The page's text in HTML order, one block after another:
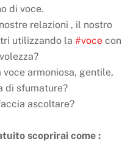
di voce.
relazioni , il nostro
utilizzando la #vocecon
voce armoniosa, gentile,
di sfumature?
ascoltare?
scoprirai come :